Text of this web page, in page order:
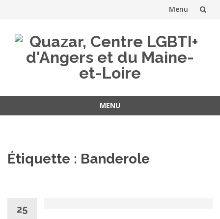
Menu
contenu
MENU
Étiquette : Banderole
25